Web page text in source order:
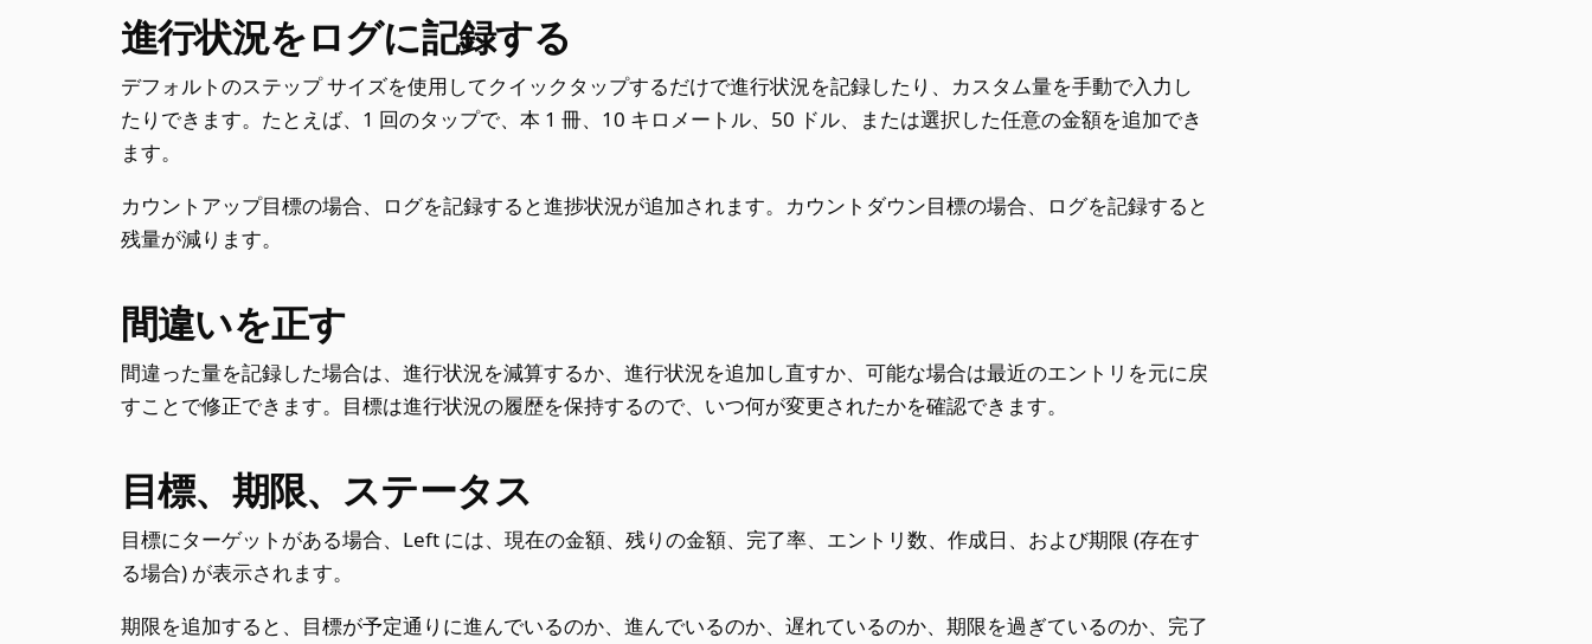
進行状況をログに記録する
デフォルトのステップ サイズを使用してクイックタップするだけで進行状況を記録したり、カスタム量を手動で入力し
たりできます。たとえば、1 回のタップで、本 1 冊、10 キロメートル、50 ドル、または選択した任意の金額を追加でき
ます。
カウントアップ目標の場合、ログを記録すると進捗状況が追加されます。カウントダウン目標の場合、ログを記録すると
残量が減ります。
間違いを正す
間違った量を記録した場合は、進行状況を減算するか、進行状況を追加し直すか、可能な場合は最近のエントリを元に戻
すことで修正できます。目標は進行状況の履歴を保持するので、いつ何が変更されたかを確認できます。
目標、期限、ステータス
目標にターゲットがある場合、Left には、現在の金額、残りの金額、完了率、エントリ数、作成日、および期限 (存在す
る場合) が表示されます。
期限を追加すると、目標が予定通りに進んでいるのか、進んでいるのか、遅れているのか、期限を過ぎているのか、完了